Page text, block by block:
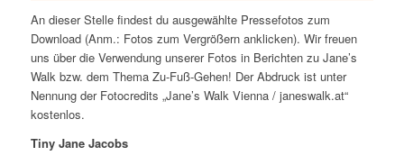
An dieser Stelle findest du ausgewählte Pressefotos zum
Download (Anm.: Fotos zum Vergrößern anklicken). Wir freuen
uns über die Verwendung unserer Fotos in Berichten zu Jane’s
Walk bzw. dem Thema Zu-Fuß-Gehen! Der Abdruck ist unter
Nennung der Fotocredits „Jane’s Walk Vienna / janeswalk.at“
kostenlos.
Tiny Jane Jacobs